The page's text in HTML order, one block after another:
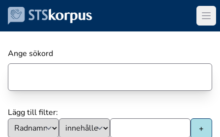
Ange sökord
Lägg till filter: